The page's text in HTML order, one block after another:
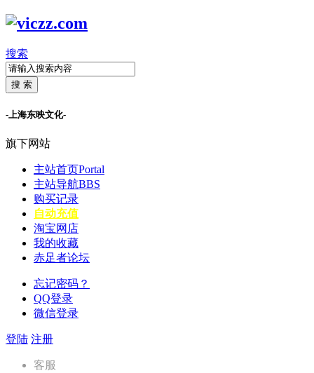
搜索
搜 索
-上海东映文化-
旗下网站
主站首页Portal
主站导航BBS
购买记录
自动充值
淘宝网店
我的收藏
赤足者论坛
忘记密码？
QQ登录
微信登录
登陆 注册
客服